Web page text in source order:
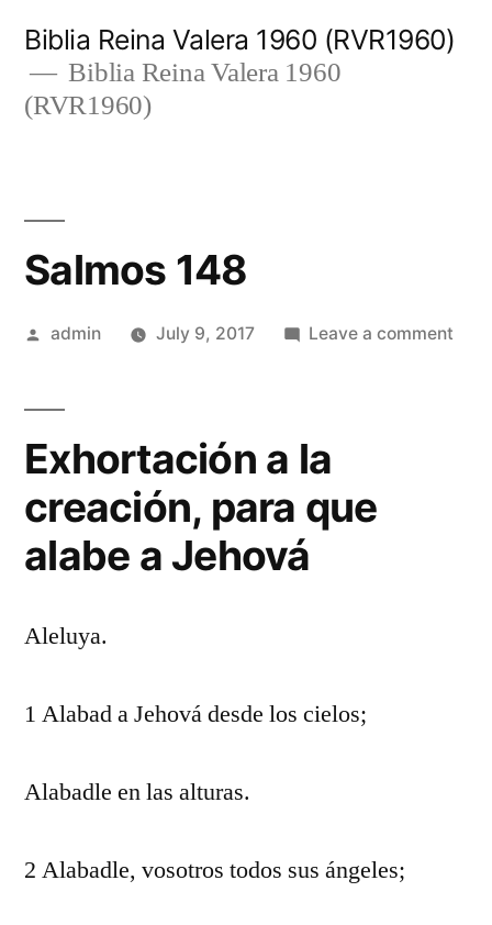
content
Biblia Reina Valera 1960 (RVR1960)
Biblia Reina Valera 1960
(RVR1960)
Salmos 148
Posted
admin July 9, 2017 Leave a comment
Exhortación a la
creación, para que
alabe a Jehová
Aleluya.
1 Alabad a Jehová desde los cielos;
Alabadle en las alturas.
2 Alabadle, vosotros todos sus ángeles;